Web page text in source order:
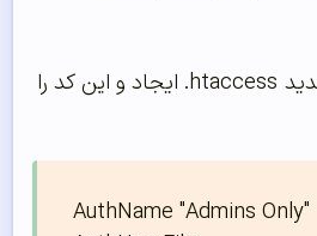
اکنون باید یک فایل جدید htaccess. ایجاد و این کد را
AuthName "Admins Only"